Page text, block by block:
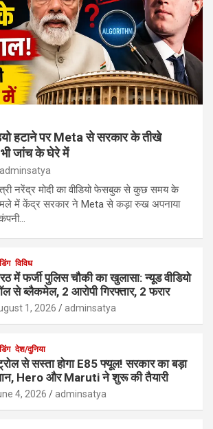
हटाने पर Meta से सरकार के तीखे
भी जांच के घेरे में
adminsatya
नरेंद्र मोदी का वीडियो फेसबुक से कुछ समय के
में केंद्र सरकार ने Meta से कड़ा रुख अपनाया
विविध
में फर्जी पुलिस चौकी का खुलासा: न्यूड वीडियो
से ब्लैकमेल, 2 आरोपी गिरफ्तार, 2 फरार
1, 2026 adminsatya
देश/दुनिया
से सस्ता होगा E85 फ्यूल! सरकार का बड़ा
Hero और Maruti ने शुरू की तैयारी
4, 2026 adminsatya